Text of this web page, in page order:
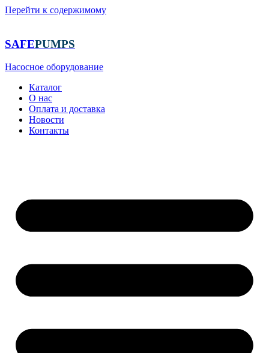
Перейти к содержимому
SAFEPUMPS
Насосное оборудование
Каталог
О нас
Оплата и доставка
Новости
Контакты